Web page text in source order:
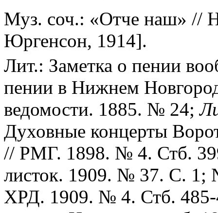
Муз. соч.: «Отче наш» //
Юргенсон, 1914].
Лит.: Заметка о пении
пении в Нижнем
ведомости. 1885. № 24;
Духовные концерты
// РМГ. 1898. № 4. Стб.
листок. 1909. № 37. С. 1;
ХРД. 1909. № 4. Стб.